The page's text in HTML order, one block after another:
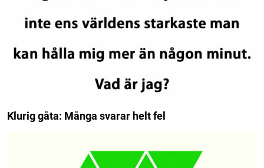
Klurig gåta: Många svarar helt fel